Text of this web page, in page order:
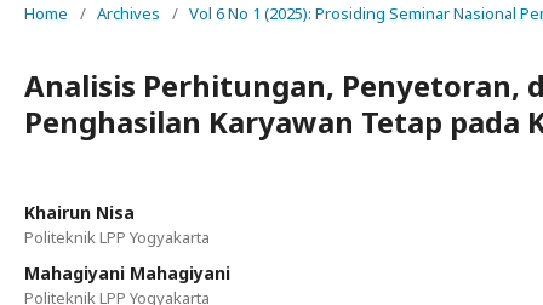
Home / Archives / Vol 6 No 1 (2025): Prosiding Seminar Nasional
Analisis Perhitungan, Penyetoran,
Penghasilan Karyawan Tetap pada
Khairun Nisa
Politeknik LPP Yogyakarta
Mahagiyani Mahagiyani
Politeknik LPP Yogyakarta